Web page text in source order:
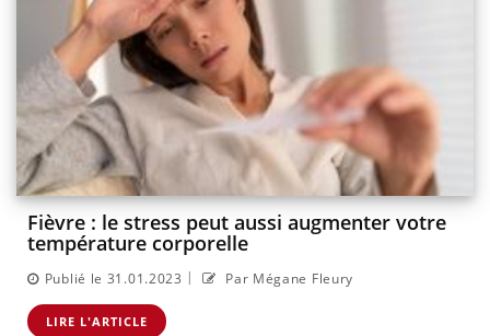
Fièvre : le stress peut aussi augmenter votre
température corporelle
Publié le 31.01.2023 | Par Mégane Fleury
LIRE L'ARTICLE